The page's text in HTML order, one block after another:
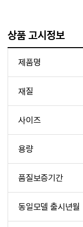
상품 고시정보
제품명
재질
사이즈
용량
품질보증기간
동일모델 출시년월